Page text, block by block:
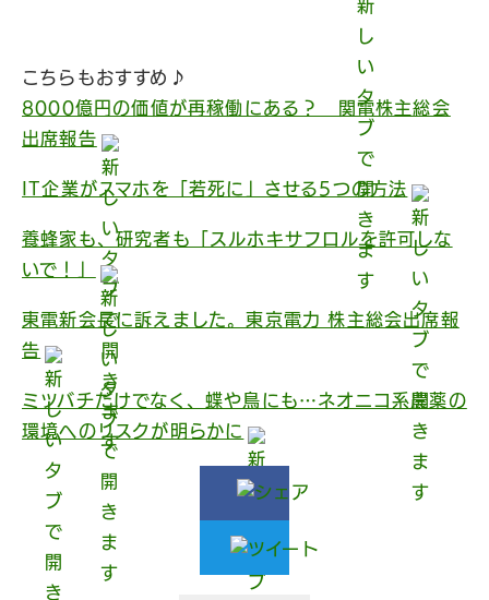
こちらもおすすめ♪
8000億円の価値が再稼働にある？ 関電株主総会
出席報告
IT企業がスマホを「若死に」させる5つの方法
養蜂家も、研究者も「スルホキサフロルを許可しな
いで！」
東電新会長に訴えました。東京電力 株主総会出席報
告
ミツバチだけでなく、蝶や鳥にも…ネオニコ系農薬の
環境へのリスクが明らかに